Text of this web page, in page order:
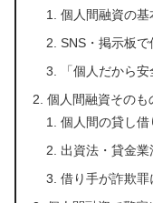
個人間融資の基
SNS・掲示板
「個人だから
個人間融資そのも
個人間の貸し借
出資法・貸金
借り手が詐欺罪